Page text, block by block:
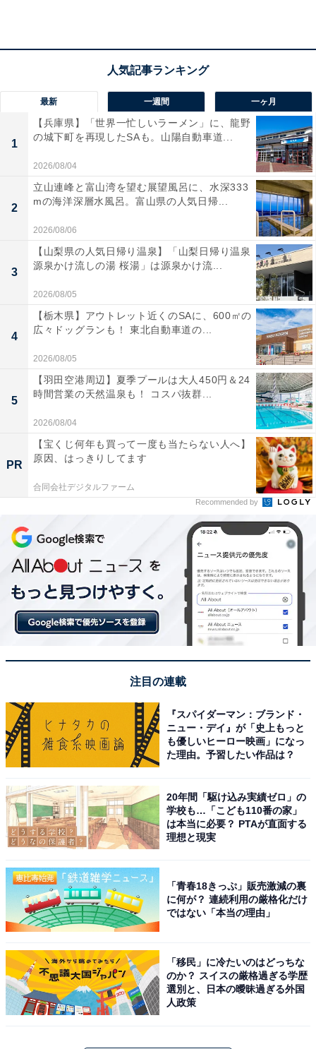
「渓谷美と温泉を同時に楽しめる」
これまでにAll About ニュース編集部が実施したアンケー
ト調査では、下記のような評価が寄せられています。
「私は『鬼滅の刃』が好きなので、ファンの間では
聖地として有名な、会津芦ノ牧温泉の「芦ノ牧温泉
大川荘」に宿泊してみたいと思います。このエリア
には珍しいゴージャスな旅館で、私にとっては予算
オーバーですが、なんとかお金を工面して泊まりた
いですね」（50代女性／神奈川県）
「この温泉地は湯量が豊富で、複数の旅館・ホテル
が渓谷の絶景を眺められる温泉を提供しているか
ら。冬でも体をじっくりあたためながらゆっくり過
ごせるから」（30代男性／静岡県）
「会津芦ノ牧温泉は、渓谷美と温泉を同時に楽しめ
ら浸かる露天風呂は格別。会津若松へのアクセスも
良く、観光と温泉を両立できるのも魅力。自然と歴
史、癒しを一度に楽しみたい欲張りな旅に最適」
（20代男性／大阪府）
「雪を見ながらの温泉や、かまくらなどもあり行き
たいです」（50代女性／広島県）
※All About ニュース編集部が実施した「冬に行きたい温
泉地」に関するアンケートより抜粋（調査期間：2026年
1月14～15日、回答者250人）
※掲載されている情報は記事公開時のものです。あらか
じめご了承ください。また、記事中の宿泊プランを予約
すると、売上の一部がオールアバウトに還元されること
最新 一週間 一ヶ月
1
【兵庫県】「世界一忙しいラーメン」に、龍野
の城下町を再現したSAも。山陽自動車道...
2026/08/04
2
立山連峰と富山湾を望む展望風呂に、水深333
mの海洋深層水風呂。富山県の人気日帰...
2026/08/06
3
【山梨県の人気日帰り温泉】「山梨日帰り温泉
源泉かけ流しの湯 桜湯」は源泉かけ流...
2026/08/05
4
【栃木県】アウトレット近くのSAに、600㎡の
広々ドッグランも！ 東北自動車道の...
2026/08/05
5
【羽田空港周辺】夏季プールは大人450円＆24
時間営業の天然温泉も！ コスパ抜群...
2026/08/04
PR
【宝くじ何年も買って一度も当たらない人へ】
原因、はっきりしてます
合同会社デジタルファーム
Recommended by
注目の連載
『スパイダーマン：ブランド・
ニュー・デイ』が「史上もっと
も優しいヒーロー映画」になっ
た理由。予習したい作品は？
20年間「駆け込み実績ゼロ」の
学校も…「こども110番の家」
は本当に必要？ PTAが直面する
理想と現実
「青春18きっぷ」販売激減の裏
に何が？ 連続利用の厳格化だけ
ではない「本当の理由」
「移民」に冷たいのはどっちな
のか？ スイスの厳格過ぎる学歴
選別と、日本の曖昧過ぎる外国
人政策